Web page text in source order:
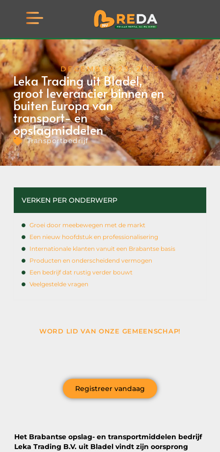
DECEMBER 23, 2025
Leka Trading uit Bladel,
groot leverancier binnen en
buiten Europa van
transport- en
opslagmiddelen
Transportbedrijf
Het Brabantse opslag- en transportmiddelen bedrijf
Leka Trading B.V. uit Bladel vindt zijn oorsprong
VERKEN PER ONDERWERP
Groei door meebewegen met de markt
Een nieuw hoofdstuk en professionalisering
Internationale klanten vanuit een Brabantse basis
Producten en onderscheidend vermogen
Een bedrijf dat rustig verder bouwt
Veelgestelde vragen
WORD LID VAN ONZE GEMEENSCHAP!
Registreer vandaag